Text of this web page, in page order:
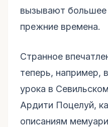
вызывают большее
прежние времена.
Странное
теперь, например,
урока в
Ардити Поцелуй,
описаниям